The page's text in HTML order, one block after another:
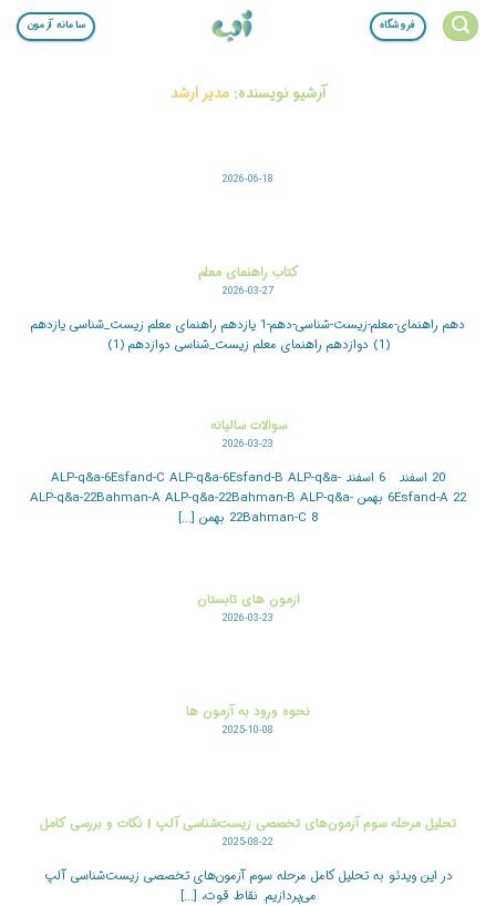
Skip
فروشگاه سامانه آزمون
آرشیو نویسنده:مدیر ارشد
2026-06-18
کتاب راهنمای معلم
2026-03-27
دهم راهنمای-معلم-زیست-شناسی-دهم-1 یازدهم راهنمای معلم زیست_شناسی یازدهم
(1) دوازدهم راهنمای معلم زیست_شناسی دوازدهم (1)
سوالات سالیانه
2026-03-23
20 اسفند 6 اسفند ALP-q&a-6Esfand-C ALP-q&a-6Esfand-B ALP-q&a-
6Esfand-A 22 بهمن ALP-q&a-22Bahman-A ALP-q&a-22Bahman-B ALP-q&a-
22Bahman-C 8 بهمن [...]
ازمون های تابستان
2026-03-23
نحوه ورود به آزمون ها
2025-10-08
تحلیل مرحله سوم آزمون‌های تخصصی زیست‌شناسی آلپ | نکات و بررسی کامل
2025-08-22
در این ویدئو به تحلیل کامل مرحله سوم آزمون‌های تخصصی زیست‌شناسی آلپ
می‌پردازیم. نقاط قوت، [...]